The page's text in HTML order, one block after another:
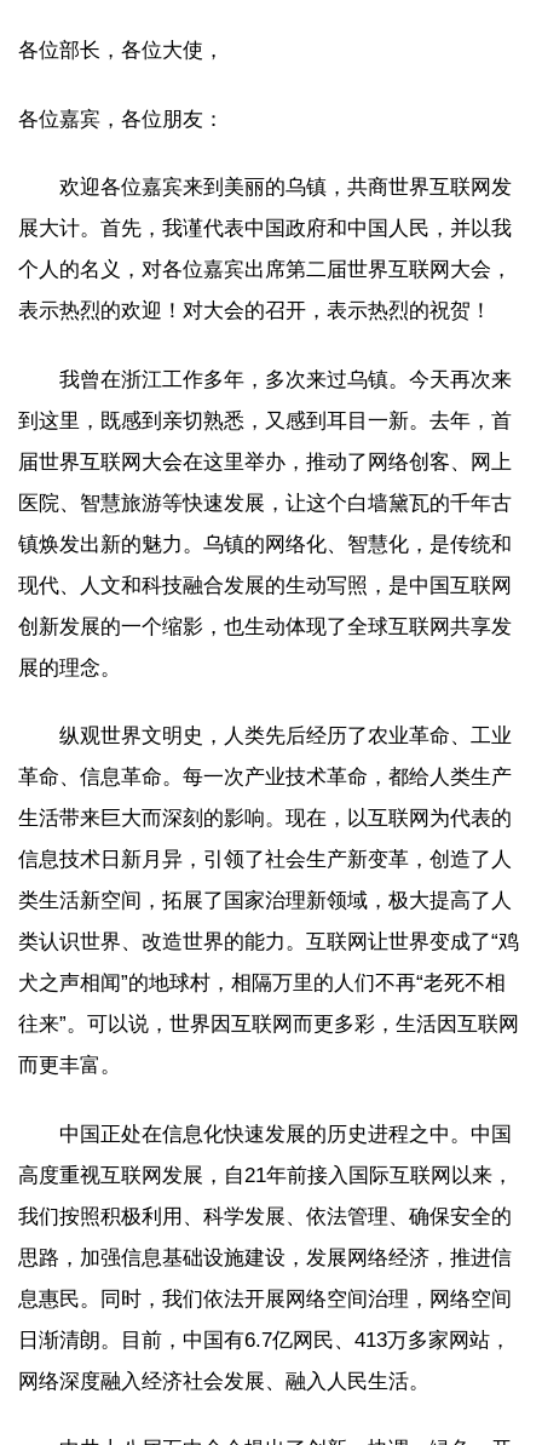
各位部长，各位大使，
各位嘉宾，各位朋友：
欢迎各位嘉宾来到美丽的乌镇，共商世界互联网发
展大计。首先，我谨代表中国政府和中国人民，并以我
个人的名义，对各位嘉宾出席第二届世界互联网大会，
表示热烈的欢迎！对大会的召开，表示热烈的祝贺！
我曾在浙江工作多年，多次来过乌镇。今天再次来
到这里，既感到亲切熟悉，又感到耳目一新。去年，首
届世界互联网大会在这里举办，推动了网络创客、网上
医院、智慧旅游等快速发展，让这个白墙黛瓦的千年古
镇焕发出新的魅力。乌镇的网络化、智慧化，是传统和
现代、人文和科技融合发展的生动写照，是中国互联网
创新发展的一个缩影，也生动体现了全球互联网共享发
展的理念。
纵观世界文明史，人类先后经历了农业革命、工业
革命、信息革命。每一次产业技术革命，都给人类生产
生活带来巨大而深刻的影响。现在，以互联网为代表的
信息技术日新月异，引领了社会生产新变革，创造了人
类生活新空间，拓展了国家治理新领域，极大提高了人
类认识世界、改造世界的能力。互联网让世界变成了“鸡
犬之声相闻”的地球村，相隔万里的人们不再“老死不相
往来”。可以说，世界因互联网而更多彩，生活因互联网
而更丰富。
中国正处在信息化快速发展的历史进程之中。中国
高度重视互联网发展，自21年前接入国际互联网以来，
我们按照积极利用、科学发展、依法管理、确保安全的
思路，加强信息基础设施建设，发展网络经济，推进信
息惠民。同时，我们依法开展网络空间治理，网络空间
日渐清朗。目前，中国有6.7亿网民、413万多家网站，
网络深度融入经济社会发展、融入人民生活。